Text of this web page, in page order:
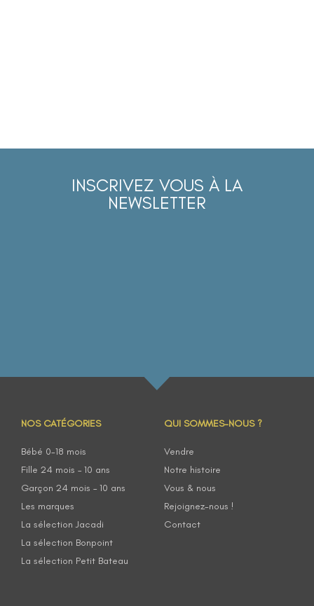
INSCRIVEZ VOUS À LA
NEWSLETTER
NOS CATÉGORIES
Bébé 0-18 mois
Fille 24 mois – 10 ans
Garçon 24 mois – 10 ans
Les marques
La sélection Jacadi
La sélection Bonpoint
La sélection Petit Bateau
QUI SOMMES-NOUS ?
Vendre
Notre histoire
Vous & nous
Rejoignez-nous !
Contact